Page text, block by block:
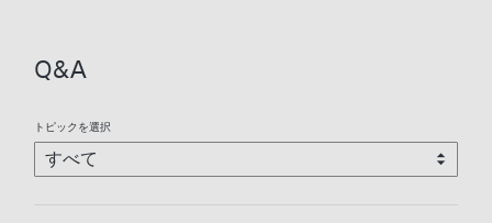
Q&A
トピックを選択